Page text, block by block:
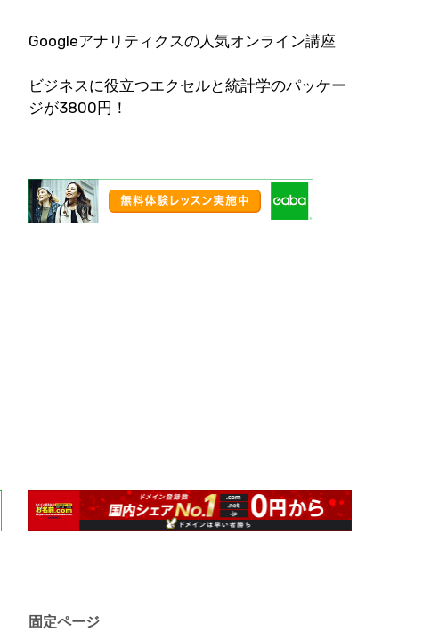
Googleアナリティクスの人気オンライン講座
ビジネスに役立つエクセルと統計学のパッケー
ジが3800円！
固定ページ